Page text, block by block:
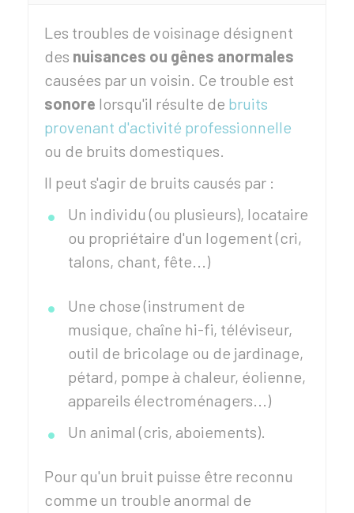
Les troubles de voisinage désignent
des nuisances ou gênes anormales
causées par un voisin. Ce trouble est
sonore lorsqu'il résulte de bruits
provenant d'activité professionnelle
ou de bruits domestiques.
Il peut s'agir de bruits causés par :
Un individu (ou plusieurs), locataire
ou propriétaire d'un logement (cri,
talons, chant, fête...)
Une chose (instrument de
musique, chaîne hi-fi, téléviseur,
outil de bricolage ou de jardinage,
pétard, pompe à chaleur, éolienne,
appareils électroménagers...)
Un animal (cris, aboiements).
Pour qu'un bruit puisse être reconnu
comme un trouble anormal de